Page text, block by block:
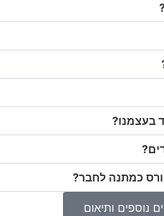
בעצמנו?
כמתנה לחבר?
נוספים ותיאום